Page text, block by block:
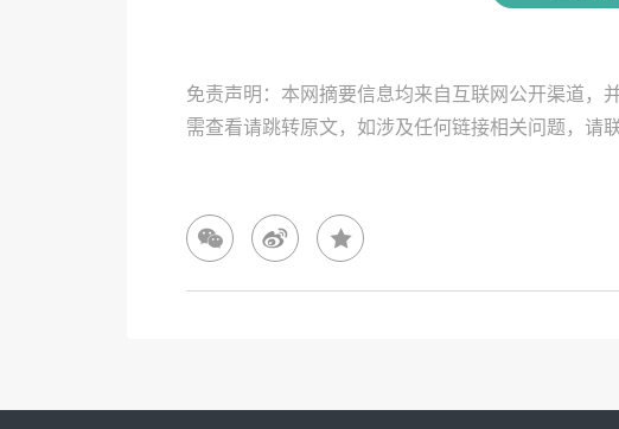
免责声明：本网摘要信息均来自互联网公开渠道，
需查看请跳转原文，如涉及任何链接相关问题，请